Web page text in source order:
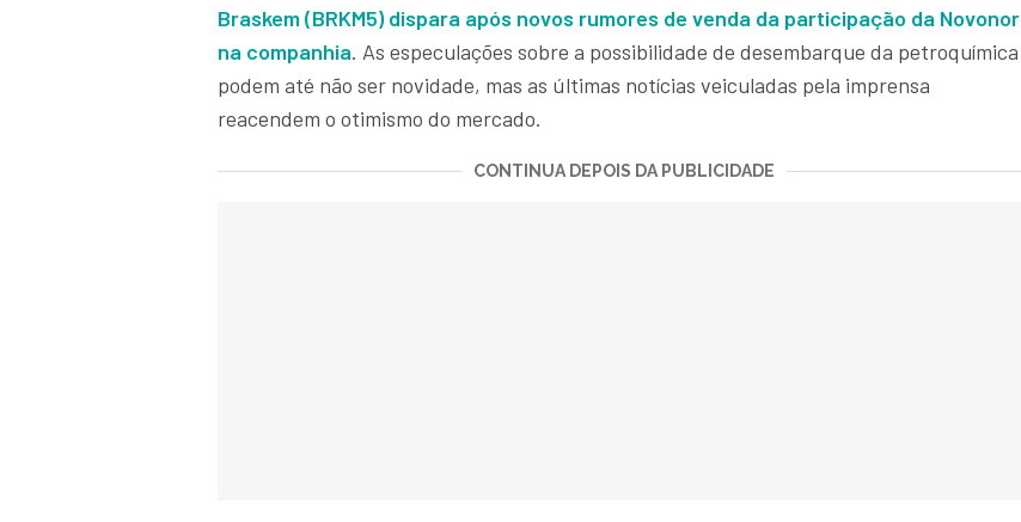
Braskem (BRKM5) dispara após novos rumores de venda da participação da Novonor
na companhia. As especulações sobre a possibilidade de desembarque da petroquímica
podem até não ser novidade, mas as últimas notícias veiculadas pela imprensa
reacendem o otimismo do mercado.
CONTINUA DEPOIS DA PUBLICIDADE